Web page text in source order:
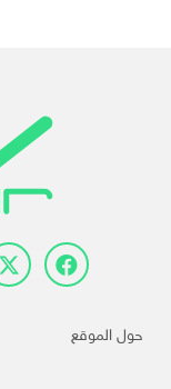
حول الموقع